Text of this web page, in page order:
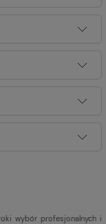
wybór profesjonalnych i